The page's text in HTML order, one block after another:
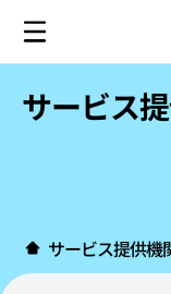
サービス
サービス提供機